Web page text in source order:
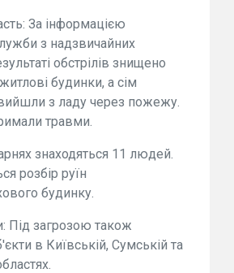
За інформацією
з надзвичайних
обстрілів знищено
будинки, а сім
з ладу через пожежу.
травми.
знаходяться 11 людей.
розбір руїн
будинку.
Під загрозою також
в Київській, Сумській та